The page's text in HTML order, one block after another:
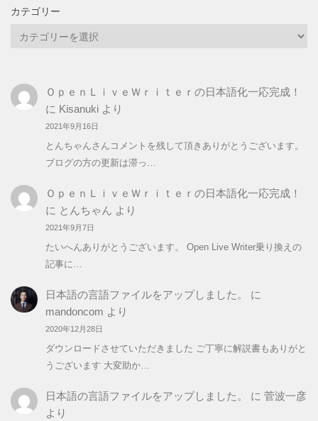
カテゴリー
リ
ー
ＯｐｅｎＬｉｖｅＷｒｉｔｅｒの日本語化一応完成！
に Kisanukiより
2021年9月16日
とんちゃんさんコメントを残して頂きありがとうございます。
ブログの方の更新は滞っ…
ＯｐｅｎＬｉｖｅＷｒｉｔｅｒの日本語化一応完成！
に とんちゃん より
2021年9月7日
たいへんありがとうございます。 Open Live Writer乗り換えの
記事に…
日本語の言語ファイルをアップしました。
に
mandoncom より
2020年12月28日
ダウンロードさせていただきました ご丁寧に解説書もありがと
うございます 大変助か…
日本語の言語ファイルをアップしました。 に 菅波一彦
より